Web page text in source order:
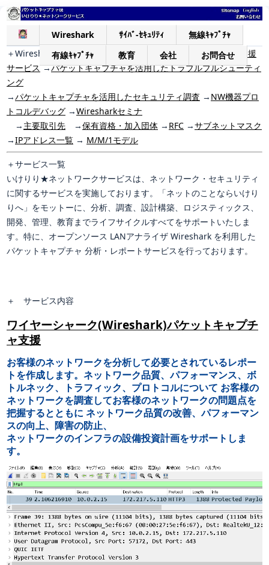
Wireshark ｻｲﾊﾞ-ｾｷｭﾘﾃｨ
無線ｷｬﾌﾟﾁｬ
有線ｷｬﾌﾟﾁｬ
教育 会社 お問合せ
＋Wiresharkサービス一覧 →Wiresharkパケットキャプチャ支援
サービス→パケットキャプチャを活用したトラブルブルシューティ
ング
→パケットキャプチャを活用したセキュリティ調査 → NW機器プロ
トコルデバッグ →Wiresharkセミナ
→ 主要取引先 →保有資格・加入団体 → RFC →サブネットマスク
→IPアドレス一覧 → M/M/1モデル
＋サービス一覧
いけりり★ネットワークサービスは、ネットワーク・セキュリティ
に関するサービスを実施しております。「ネットのことならいけり
りへ」をモットーに、分析、調査、設計構築、ロジスティックス、
開発、管理、教育までライフサイクルすべてをサポートいたしま
す。特に、オープンソース LANアナライザ Wireshark を利用した
パケットキャプチャ 分析・レポートサービスを行っております。
＋ サービス内容
ワイヤーシャーク(Wireshark)パケットキャプチ
ャ支援
お客様のネットワークを分析して必要とされているレポー
トを作成します。ネットワーク品質、パフォーマンス、ボ
トルネック、トラフィック、プロトコルについて お客様の
ネットワークを調査してお客様のネットワークの問題点を
把握するとともに ネットワーク品質の改善、パフォーマン
スの向上、障害の防止、
ネットワークのインフラの設備投資計画をサポートしま
す。